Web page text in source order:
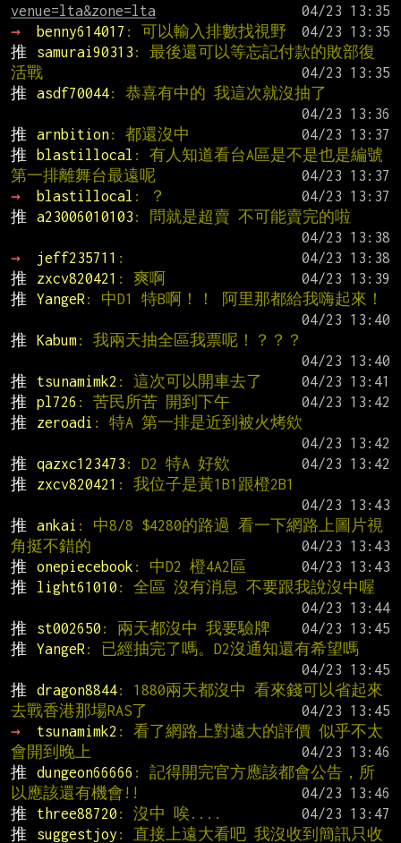
venue=lta&zone=lta
→
benny614017 : 可以輸入排數找視野
推
samurai90313 : 最後還可以等忘記付款的敗部復
活戰
推
asdf70044: 恭喜有中的 我這次就沒抽了
推
arnbition: 都還沒中
推
blastillocal : 有人知道看台A區是不是也是編號
第一排離舞台最遠呢
→
blastillocal : ？
推
a23006010103 : 問就是超賣 不可能賣完的啦
→
jeff235711 :
推
zxcv820421 : 爽啊
推
YangeR : 中D1 特B啊！！ 阿里那都給我嗨起來！
推
Kabum: 我兩天抽全區我票呢！？？？
推
tsunamimk2 : 這次可以開車去了
推
pl726 : 苦民所苦 開到下午
推
zeroadi : 特A 第一排是近到被火烤欸
推
qazxc123473 : D2 特A 好欸
推
zxcv820421 : 我位子是黃1B1跟橙2B1
推
ankai : 中8/8 $4280的路過 看一下網路上圖片視
角挺不錯的
推
onepiecebook : 中D2 橙4A2區
推
light61010 : 全區 沒有消息 不要跟我說沒中喔
推
st002650 : 兩天都沒中 我要驗牌
推
YangeR : 已經抽完了嗎。D2沒通知還有希望嗎
推
dragon8844: 1880兩天都沒中 看來錢可以省起來
去戰香港那場RAS了
→
tsunamimk2 : 看了網路上對遠大的評價 似乎不太
會開到晚上
推
dungeon66666 : 記得開完官方應該都會公告，所
以應該還有機會!!
推
three88720 : 沒中 唉....
推
suggestjoy : 直接上遠大看吧 我沒收到簡訊只收